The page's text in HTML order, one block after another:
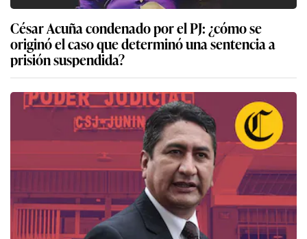
César Acuña condenado por el PJ: ¿cómo se
originó el caso que determinó una sentencia a
prisión suspendida?